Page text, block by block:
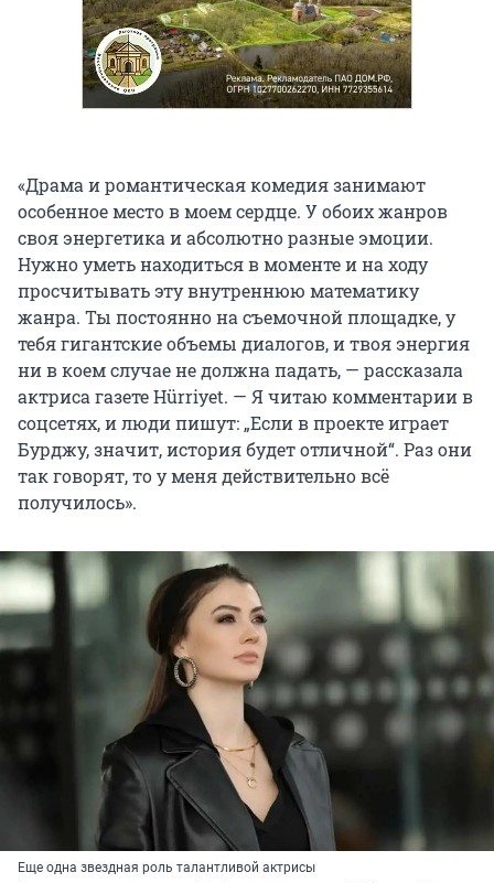
«Драма и романтическая комедия занимают
особенное место в моем сердце. У обоих жанров
своя энергетика и абсолютно разные эмоции.
Нужно уметь находиться в моменте и на ходу
просчитывать эту внутреннюю математику
жанра. Ты постоянно на съемочной площадке, у
тебя гигантские объемы диалогов, и твоя энергия
ни в коем случае не должна падать, — рассказала
актриса газете Hürriyet. — Я читаю комментарии в
соцсетях, и люди пишут: „Если в проекте играет
Бурджу, значит, история будет отличной“. Раз они
так говорят, то у меня действительно всё
получилось».
Еще одна звездная роль талантливой актрисы